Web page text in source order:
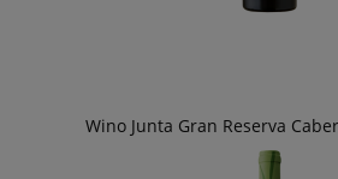
Wino Junta Gran Reserva